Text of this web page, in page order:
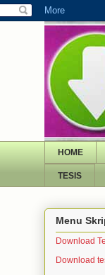
HOME
TESIS
Menu
Download
Download